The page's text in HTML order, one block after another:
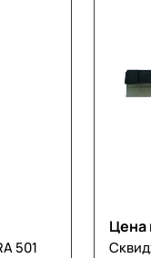
501
Цена